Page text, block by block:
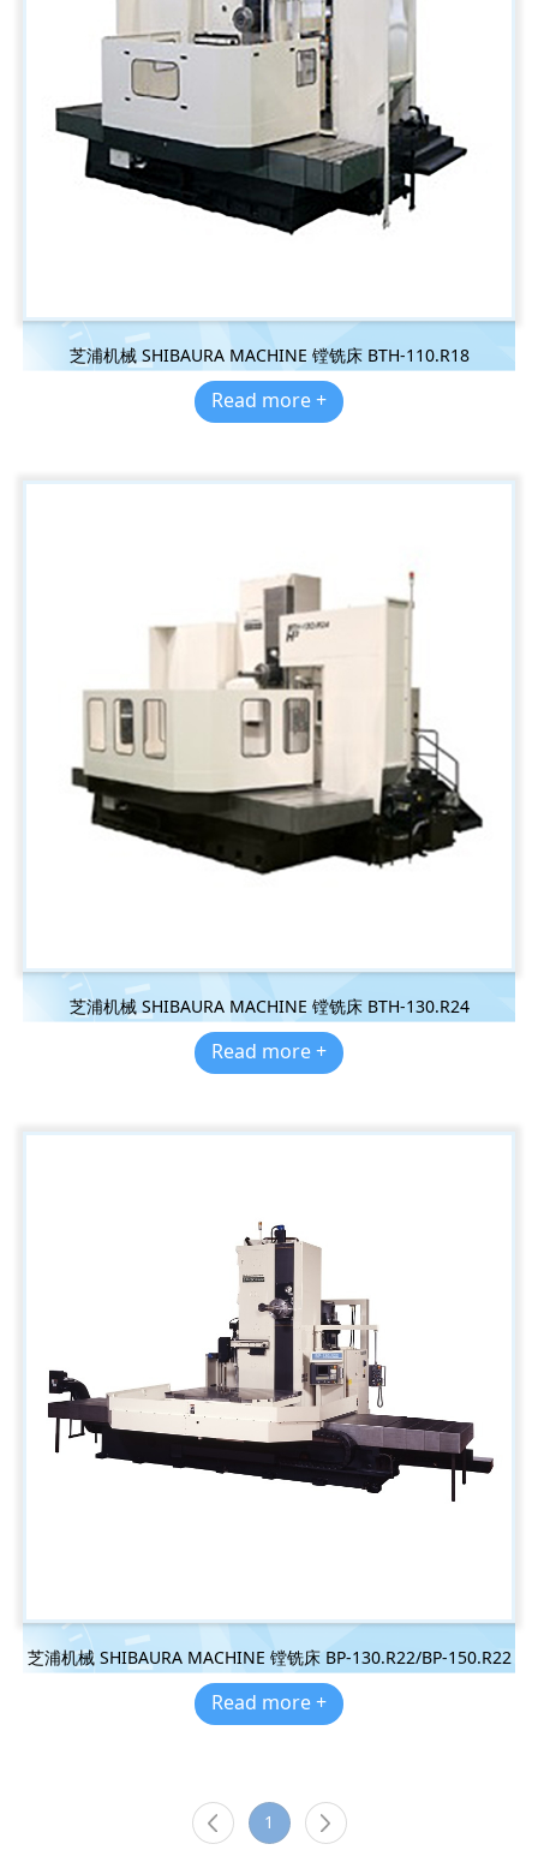
芝浦机械 SHIBAURA MACHINE 镗铣床 BTH-110.R18
Read more +
芝浦机械 SHIBAURA MACHINE 镗铣床 BTH-130.R24
Read more +
芝浦机械 SHIBAURA MACHINE 镗铣床 BP-130.R22/BP-150.R22
Read more +
1